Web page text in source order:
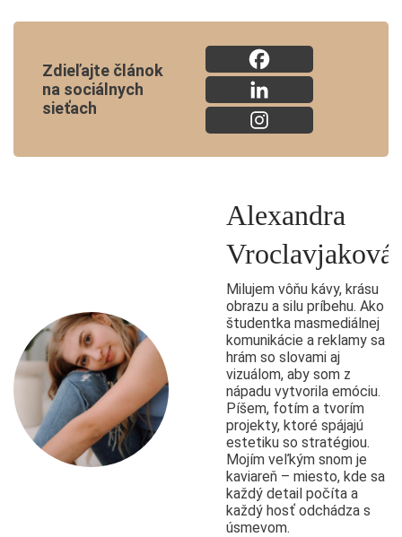
Zdieľajte článok
na sociálnych
sieťach
Alexandra
Vroclavjaková
Milujem vôňu kávy, krásu
obrazu a silu príbehu. Ako
študentka masmediálnej
komunikácie a reklamy sa
hrám so slovami aj
vizuálom, aby som z
nápadu vytvorila emóciu.
Píšem, fotím a tvorím
projekty, ktoré spájajú
estetiku so stratégiou.
Mojím veľkým snom je
kaviareň – miesto, kde sa
každý detail počíta a
každý hosť odchádza s
úsmevom.